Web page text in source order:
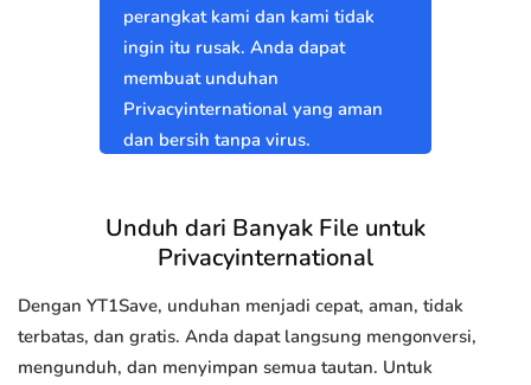
perangkat kami dan kami tidak
ingin itu rusak. Anda dapat
membuat unduhan
Privacyinternational yang aman
dan bersih tanpa virus.
Unduh dari Banyak File untuk
Privacyinternational
Dengan YT1Save, unduhan menjadi cepat, aman, tidak
terbatas, dan gratis. Anda dapat langsung mengonversi,
mengunduh, dan menyimpan semua tautan. Untuk